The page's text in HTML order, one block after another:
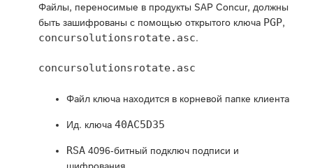
Файлы, переносимые в продукты SAP Concur, должны
быть зашифрованы с помощью открытого ключа PGP,
concursolutionsrotate.asc.
concursolutionsrotate.asc
Файл ключа находится в корневой папке клиента
Ид. ключа 40AC5D35
RSA 4096-битный подключ подписи и